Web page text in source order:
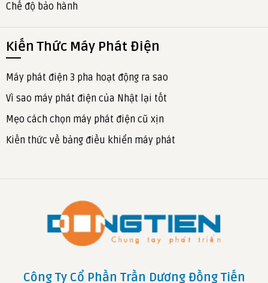
Chế độ bảo hành
Kiến Thức Máy Phát Điện
Máy phát điện 3 pha hoạt động ra sao
Vì sao máy phát điện của Nhật lại tốt
Mẹo cách chọn máy phát điện cũ xịn
Kiến thức về bảng điều khiển máy phát
Công Ty Cổ Phần Trần Dương Đồng Tiến